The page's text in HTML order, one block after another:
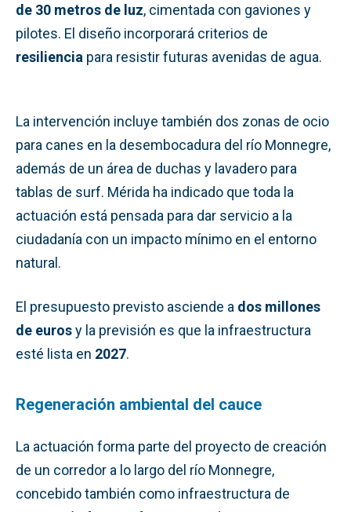
de 30 metros de luz, cimentada con gaviones y
pilotes. El diseño incorporará criterios de
resiliencia para resistir futuras avenidas de agua.
La intervención incluye también dos zonas de ocio
para canes en la desembocadura del río Monnegre,
además de un área de duchas y lavadero para
tablas de surf. Mérida ha indicado que toda la
actuación está pensada para dar servicio a la
ciudadanía con un impacto mínimo en el entorno
natural.
El presupuesto previsto asciende a dos millones
de eurosy la previsión es que la infraestructura
esté lista en 2027.
Regeneración ambiental del cauce
La actuación forma parte del proyecto de creación
de un corredor a lo largo del río Monnegre,
concebido también como infraestructura de